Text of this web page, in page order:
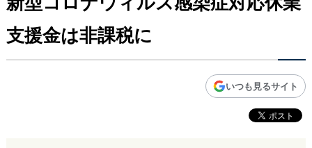
支援金は非課税に
いつも見るサイト